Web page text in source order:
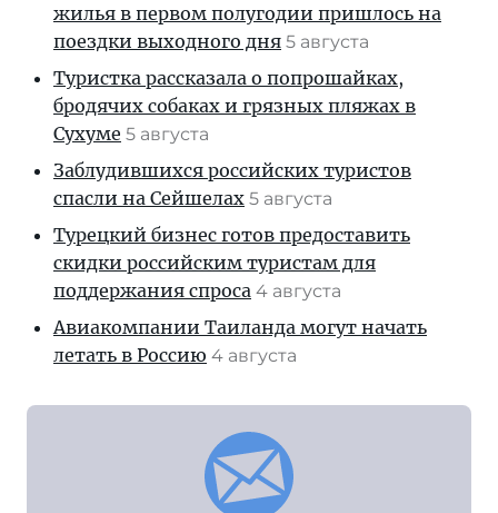
жилья в первом полугодии пришлось на
поездки выходного дня 5 августа
Туристка рассказала о попрошайках,
бродячих собаках и грязных пляжах в
Сухуме 5 августа
Заблудившихся российских туристов
спасли на Сейшелах 5 августа
Турецкий бизнес готов предоставить
скидки российским туристам для
поддержания спроса 4 августа
Авиакомпании Таиланда могут начать
летать в Россию 4 августа